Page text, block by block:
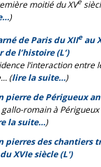
moitié du XV
)
de Paris du XIIeau
l’histoire (L’)
l’interaction entre
(lire la suite…)
pierre de Périgueux
romain à
la suite…)
pierres des chantiers
fortification au début du XVIe siècle (L')